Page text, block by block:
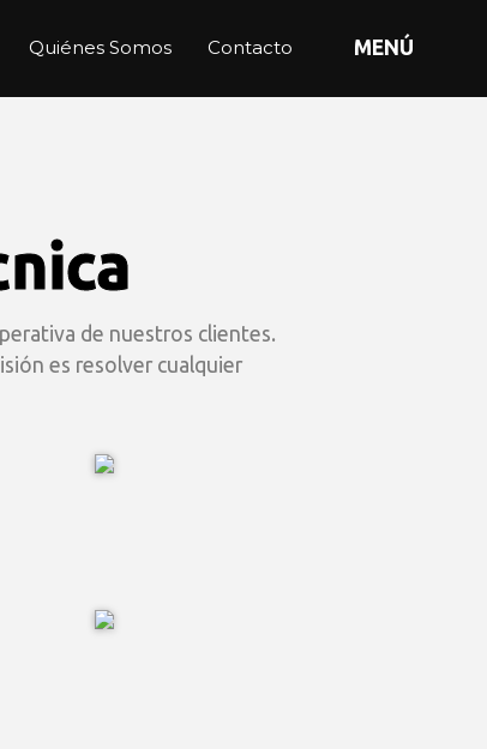
Quiénes Somos Contacto MENÚ
de nuestros clientes.
es resolver cualquier